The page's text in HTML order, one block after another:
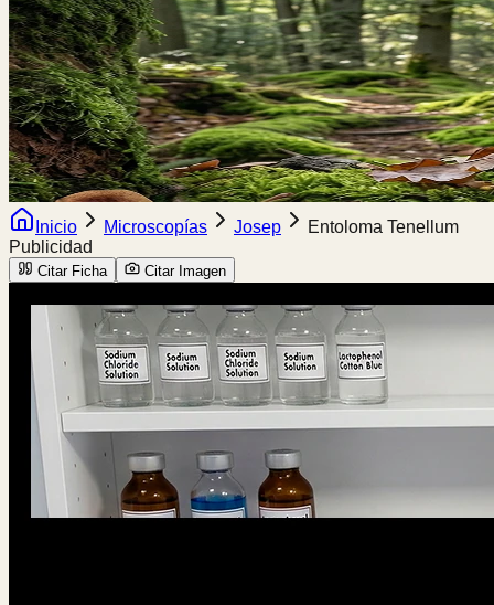
Inicio Microscopías Josep
Entoloma Tenellum
Publicidad
Citar Ficha Citar Imagen